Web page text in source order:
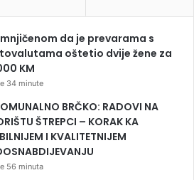
da je prevarama s
oštetio dvije žene za
KM
34 minute
BRČKO: RADOVI NA
ŠTREPCI – KORAK KA
I KVALITETNIJEM
56 minuta